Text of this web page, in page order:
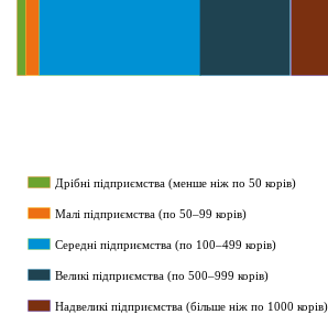
Дрібні підприємства (менше ніж по 50 корів)
Малі підприємства (по 50–99 корів)
Середні підприємства (по 100–499 корів)
Великі підприємства (по 500–999 корів)
Надвеликі підприємства (більше ніж по 1000 корів)